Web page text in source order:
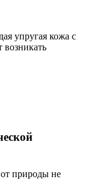
упругая кожа с
возникать
природы не